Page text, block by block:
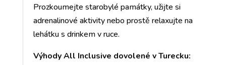
Prozkoumejte starobylé památky, užijte si
adrenalinové aktivity nebo prostě relaxujte na
lehátku s drinkem v ruce.
Výhody All Inclusive dovolené v Turecku: